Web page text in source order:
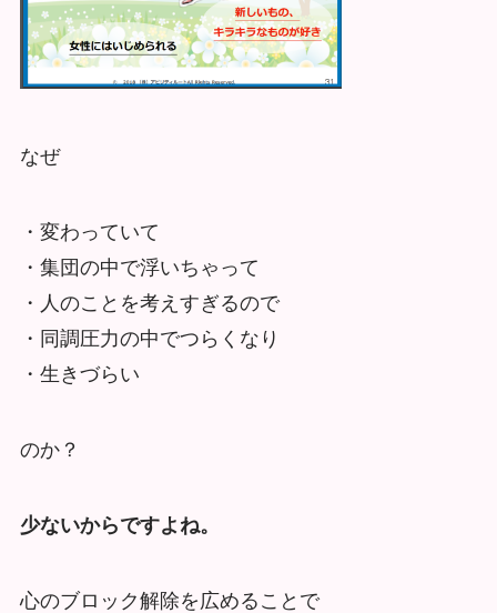
なぜ
・変わっていて
・集団の中で浮いちゃって
・人のことを考えすぎるので
・同調圧力の中でつらくなり
・生きづらい
のか？
少ないからですよね。
心のブロック解除を広めることで